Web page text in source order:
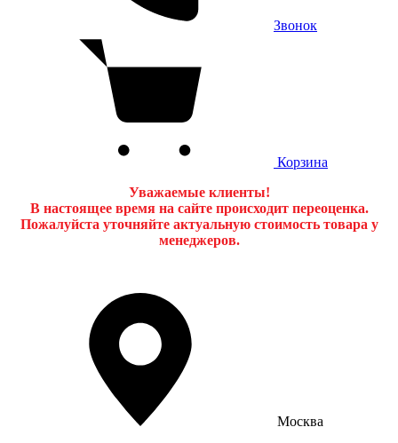
Звонок
Корзина
Уважаемые клиенты!
В настоящее время на сайте происходит переоценка.
Пожалуйста уточняйте актуальную стоимость товара у
менеджеров.
Москва